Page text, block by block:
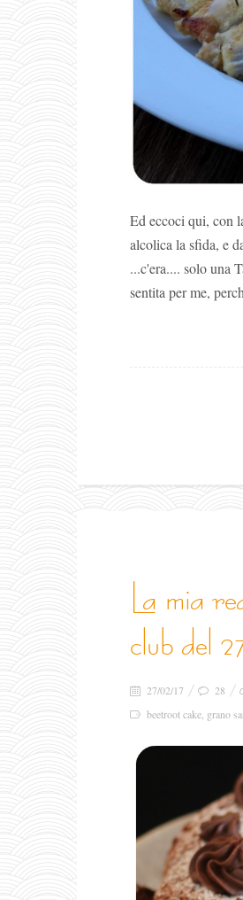
Ed eccoci qui, con
alcolica la sfida, e
...c'era.... solo una
sentita per me,
la mia red velvet beetroot cake gluten free per il
club del
27/02/17 28
beetroot cake grano